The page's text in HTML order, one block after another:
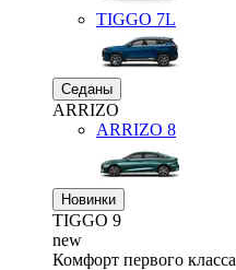
TIGGO 7L
Седаны
ARRIZO
ARRIZO 8
Новинки
TIGGO 9
new
Комфорт первого класса